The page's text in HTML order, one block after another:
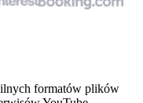
formatów plików